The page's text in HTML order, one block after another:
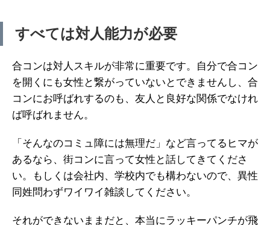
すべては対人能力が必要
合コンは対人スキルが非常に重要です。自分で合コン
を開くにも女性と繋がっていないとできませんし、合
コンにお呼ばれするのも、友人と良好な関係でなけれ
ば呼ばれません。
「そんなのコミュ障には無理だ」など言ってるヒマが
あるなら、街コンに言って女性と話してきてくださ
い。もしくは会社内、学校内でも構わないので、異性
同姓問わずワイワイ雑談してください。
それができないままだと、本当にラッキーパンチが飛